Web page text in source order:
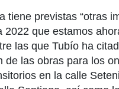
tiene previstas “otras
2022 que estamos
las que Tubío ha
de las obras para los
en la calle